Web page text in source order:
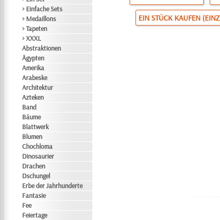
> Einfache Sets
> Medaillons
> Tapeten
> XXXL
Abstraktionen
Ägypten
Amerika
Arabeske
Architektur
Azteken
Band
Bäume
Blattwerk
Blumen
Chochloma
Dinosaurier
Drachen
Dschungel
Erbe der Jahrhunderte
Fantasie
Fee
Feiertage
EIN STÜCK KAUFEN